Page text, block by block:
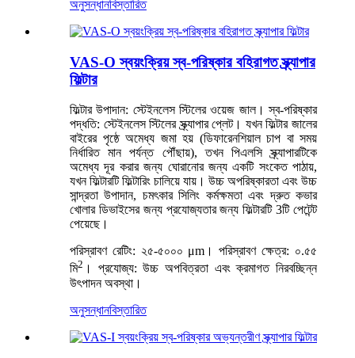
অনুসন্ধানবিস্তারিত
VAS-O স্বয়ংক্রিয় স্ব-পরিষ্কার বহিরাগত স্ক্র্যাপার
ফিল্টার
ফিল্টার উপাদান: স্টেইনলেস স্টিলের ওয়েজ জাল। স্ব-পরিষ্কার
পদ্ধতি: স্টেইনলেস স্টিলের স্ক্র্যাপার প্লেট। যখন ফিল্টার জালের
বাইরের পৃষ্ঠে অমেধ্য জমা হয় (ডিফারেনশিয়াল চাপ বা সময়
নির্ধারিত মান পর্যন্ত পৌঁছায়), তখন পিএলসি স্ক্র্যাপারটিকে
অমেধ্য দূর করার জন্য ঘোরানোর জন্য একটি সংকেত পাঠায়,
যখন ফিল্টারটি ফিল্টারিং চালিয়ে যায়। উচ্চ অপরিষ্কারতা এবং উচ্চ
সান্দ্রতা উপাদান, চমৎকার সিলিং কর্মক্ষমতা এবং দ্রুত কভার
খোলার ডিভাইসের জন্য প্রযোজ্যতার জন্য ফিল্টারটি 3টি পেটেন্ট
পেয়েছে।
পরিস্রাবণ রেটিং: ২৫-৫০০০ μm। পরিস্রাবণ ক্ষেত্র: ০.৫৫
মি2 । প্রযোজ্য: উচ্চ অপবিত্রতা এবং ক্রমাগত নিরবচ্ছিন্ন
উৎপাদন অবস্থা।
অনুসন্ধানবিস্তারিত